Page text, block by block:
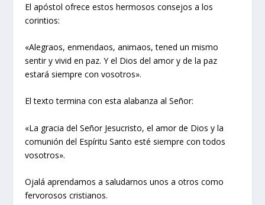
El apóstol ofrece estos hermosos consejos a los
corintios:
«Alegraos, enmendaos, animaos, tened un mismo
sentir y vivid en paz. Y el Dios del amor y de la paz
estará siempre con vosotros».
El texto termina con esta alabanza al Señor:
«La gracia del Señor Jesucristo, el amor de Dios y la
comunión del Espíritu Santo esté siempre con todos
vosotros».
Ojalá aprendamos a saludarnos unos a otros como
fervorosos cristianos.